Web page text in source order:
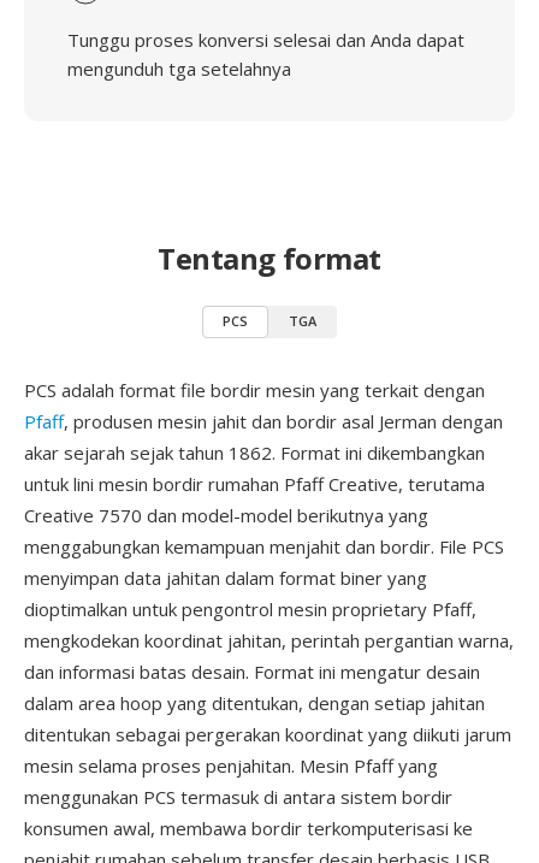
Tunggu proses konversi selesai dan Anda dapat
mengunduh tga setelahnya
Tentang format
PCS TGA
PCS adalah format file bordir mesin yang terkait dengan
Pfaff, produsen mesin jahit dan bordir asal Jerman dengan
akar sejarah sejak tahun 1862. Format ini dikembangkan
untuk lini mesin bordir rumahan Pfaff Creative, terutama
Creative 7570 dan model-model berikutnya yang
menggabungkan kemampuan menjahit dan bordir. File PCS
menyimpan data jahitan dalam format biner yang
dioptimalkan untuk pengontrol mesin proprietary Pfaff,
mengkodekan koordinat jahitan, perintah pergantian warna,
dan informasi batas desain. Format ini mengatur desain
dalam area hoop yang ditentukan, dengan setiap jahitan
ditentukan sebagai pergerakan koordinat yang diikuti jarum
mesin selama proses penjahitan. Mesin Pfaff yang
menggunakan PCS termasuk di antara sistem bordir
konsumen awal, membawa bordir terkomputerisasi ke